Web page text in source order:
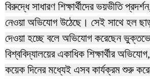
বিরুদ্ধে সাধারণ শিক্ষার্থীদের ভয়ভীতি
নেওয়া অভিযোগ উঠেছে। সেই সাথে হল
দেওয়া হচ্ছে বলে অভিযোগ করেছেন
বিশ্ববিদ্যালয়ের একাধিক শিক্ষার্থীর
কয়েক দিনের মধ্যেই এসব কার্যক্রম শুরু